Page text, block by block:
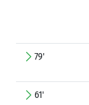
79'
61'